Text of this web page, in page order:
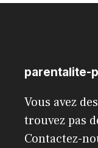
parentalite-
Vous avez
trouvez pas
Contactez-